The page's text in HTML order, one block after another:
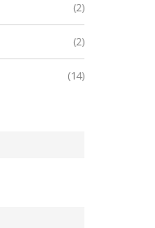
(2)
(2)
(14)